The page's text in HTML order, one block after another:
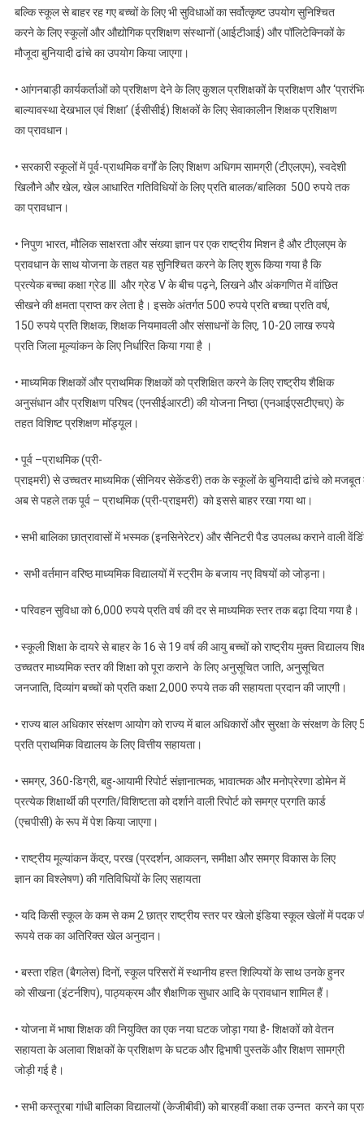
बल्कि स्कूल से बाहर रह गए बच्चों के लिए भी सुविधाओं का सर्वोत्कृष्ट उपयोग सुनिश्चित
करने के लिए स्कूलों और औद्योगिक प्रशिक्षण संस्थानों (आईटीआई) और पॉलिटेक्निकों के
मौजूदा बुनियादी ढांचे का उपयोग किया जाएगा।
• आंगनबाड़ी कार्यकर्ताओं को प्रशिक्षण देने के लिए कुशल प्रशिक्षकों के प्रशिक्षण और
बाल्यावस्था देखभाल एवं शिक्षा’ (ईसीसीई) शिक्षकों के लिए सेवाकालीन शिक्षक प्रशिक्षण
का प्रावधान।
• सरकारी स्कूलों में पूर्व-प्राथमिक वर्गों के लिए शिक्षण अधिगम सामग्री (टीएलएम), स्वदेशी
खिलौने और खेल, खेल आधारित गतिविधियों के लिए प्रति बालक/बालिका 500 रुपये तक
का प्रावधान।
• निपुण भारत, मौलिक साक्षरता और संख्या ज्ञान पर एक राष्ट्रीय मिशन है और टीएलएम के
प्रावधान के साथ योजना के तहत यह सुनिश्चित करने के लिए शुरू किया गया है कि
प्रत्येक बच्चा कक्षा ग्रेड III और ग्रेड V के बीच पढ़ने, लिखने और अंकगणित में वांछित
सीखने की क्षमता प्राप्त कर लेता है। इसके अंतर्गत 500 रुपये प्रति बच्चा प्रति वर्ष,
150 रुपये प्रति शिक्षक, शिक्षक नियमावली और संसाधनों के लिए, 10-20 लाख रुपये
प्रति जिला मूल्यांकन के लिए निर्धारित किया गया है ।
• माध्यमिक शिक्षकों और प्राथमिक शिक्षकों को प्रशिक्षित करने के लिए राष्ट्रीय शैक्षिक
अनुसंधान और प्रशिक्षण परिषद (एनसीईआरटी) की योजना निष्ठा (एनआईएसटीएचए) के
तहत विशिष्ट प्रशिक्षण मॉड्यूल।
• पूर्व –प्राथमिक (प्री-
प्राइमरी) से उच्चतर माध्यमिक (सीनियर सेकेंडरी) तक के स्कूलों के बुनियादी ढांचे को
अब से पहले तक पूर्व – प्राथमिक (प्री-प्राइमरी) को इससे बाहर रखा गया था।
• सभी बालिका छात्रावासों में भस्मक (इनसिनेरेटर) और सैनिटरी पैड उपलब्ध कराने वाली
• सभी वर्तमान वरिष्ठ माध्यमिक विद्यालयों में स्ट्रीम के बजाय नए विषयों को जोड़ना।
• परिवहन सुविधा को 6,000 रुपये प्रति वर्ष की दर से माध्यमिक स्तर तक बढ़ा दिया गया है।
• स्कूली शिक्षा के दायरे से बाहर के 16 से 19 वर्ष की आयु बच्चों को राष्ट्रीय मुक्त
उच्चतर माध्यमिक स्तर की शिक्षा को पूरा कराने के लिए अनुसूचित जाति, अनुसूचित
जनजाति, दिव्यांग बच्चों को प्रति कक्षा 2,000 रुपये तक की सहायता प्रदान की जाएगी।
• राज्य बाल अधिकार संरक्षण आयोग को राज्य में बाल अधिकारों और सुरक्षा के संरक्षण के
प्रति प्राथमिक विद्यालय के लिए वित्तीय सहायता।
• समग्र, 360-डिग्री, बहु-आयामी रिपोर्ट संज्ञानात्मक, भावात्मक और मनोप्रेरणा डोमेन में
प्रत्येक शिक्षार्थी की प्रगति/विशिष्टता को दर्शाने वाली रिपोर्ट को समग्र प्रगति कार्ड
(एचपीसी) के रूप में पेश किया जाएगा।
• राष्ट्रीय मूल्यांकन केंद्र, परख (प्रदर्शन, आकलन, समीक्षा और समग्र विकास के लिए
ज्ञान का विश्लेषण) की गतिविधियों के लिए सहायता
• यदि किसी स्कूल के कम से कम 2 छात्र राष्ट्रीय स्तर पर खेलो इंडिया स्कूल खेलों में
रूपये तक का अतिरिक्त खेल अनुदान।
• बस्ता रहित (बैगलेस) दिनों, स्कूल परिसरों में स्थानीय हस्त शिल्पियों के साथ उनके हुनर
को सीखना (इंटर्नशिप), पाठ्यक्रम और शैक्षणिक सुधार आदि के प्रावधान शामिल हैं।
• योजना में भाषा शिक्षक की नियुक्ति का एक नया घटक जोड़ा गया है- शिक्षकों को वेतन
सहायता के अलावा शिक्षकों के प्रशिक्षण के घटक और द्विभाषी पुस्तकें और शिक्षण सामग्री
जोड़ी गई है।
• सभी कस्तूरबा गांधी बालिका विद्यालयों (केजीबीवी) को बारहवीं कक्षा तक उन्नत करने का